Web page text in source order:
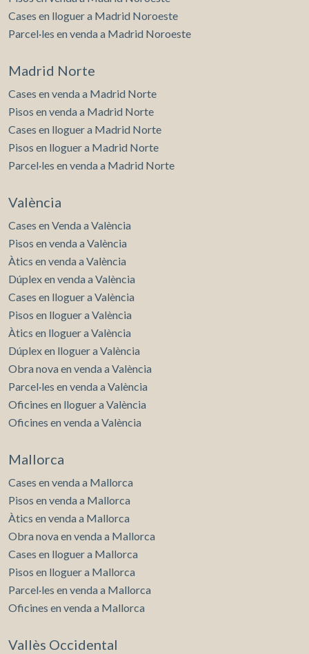
Cases en lloguer a Madrid Noroeste
Parcel·les en venda a Madrid Noroeste
Madrid Norte
Cases en venda a Madrid Norte
Pisos en venda a Madrid Norte
Cases en lloguer a Madrid Norte
Pisos en lloguer a Madrid Norte
Parcel·les en venda a Madrid Norte
València
Cases en Venda a València
Pisos en venda a València
Àtics en venda a València
Dúplex en venda a València
Cases en lloguer a València
Pisos en lloguer a València
Àtics en lloguer a València
Dúplex en lloguer a València
Obra nova en venda a València
Parcel·les en venda a València
Oficines en lloguer a València
Oficines en venda a València
Mallorca
Cases en venda a Mallorca
Pisos en venda a Mallorca
Àtics en venda a Mallorca
Obra nova en venda a Mallorca
Cases en lloguer a Mallorca
Pisos en lloguer a Mallorca
Parcel·les en venda a Mallorca
Oficines en venda a Mallorca
Vallès Occidental